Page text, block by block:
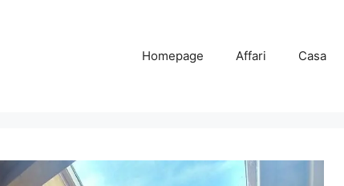
Homepage Affari Casa